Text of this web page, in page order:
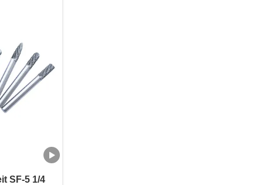
SF-5 1/4